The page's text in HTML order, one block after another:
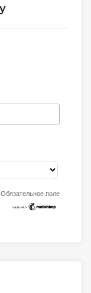
Обязательное поле